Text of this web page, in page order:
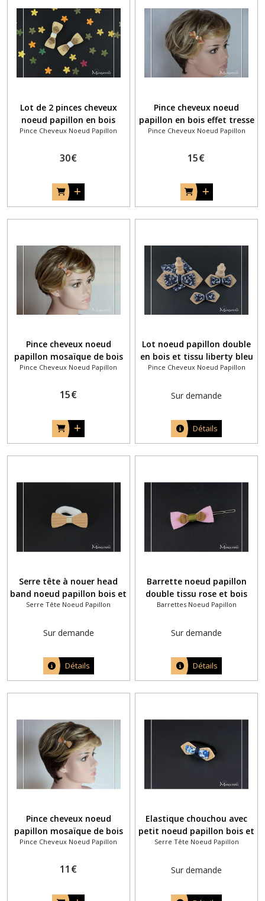
Lot de 2 pinces cheveux
noeud papillon en bois
bicolore assorties
Pince Cheveux Noeud Papillon
30€
Pince cheveux noeud
papillon en bois effet tresse
Pince Cheveux Noeud Papillon
15€
Pince cheveux noeud
papillon mosaïque de bois
et tissu liberty Eloise rose
Pince Cheveux Noeud Papillon
15€
Lot noeud papillon double
en bois et tissu liberty bleu
marine et blanc homme et
cheveux assortie
Pince Cheveux Noeud Papillon
Sur demande
Détails
Serre tête à nouer head
band noeud papillon bois et
fil doré
Serre Tête Noeud Papillon
Sur demande
Détails
Barrette noeud papillon
double tissu rose et bois
chêne foncé fil vert kaki
Barrettes Noeud Papillon
Sur demande
Détails
Pince cheveux noeud
papillon mosaïque de bois
fil argenté
Pince Cheveux Noeud Papillon
11 €
Elastique chouchou avec
petit noeud papillon bois et
tissu liberty Emma et
Serre Tête Noeud Papillon
Sur demande